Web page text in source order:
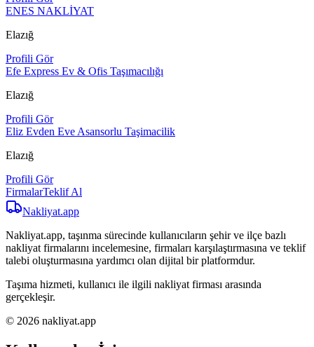
ENES NAKLİYAT
Elazığ
Profili Gör
Efe Express Ev & Ofis Taşımacılığı
Elazığ
Profili Gör
Eliz Evden Eve Asansorlu Taşimacilik
Elazığ
Profili Gör
FirmalarTeklif Al
Nakliyat.app
Nakliyat.app, taşınma sürecinde kullanıcıların şehir ve ilçe bazlı
nakliyat firmalarını incelemesine, firmaları karşılaştırmasına ve teklif
talebi oluşturmasına yardımcı olan dijital bir platformdur.
Taşıma hizmeti, kullanıcı ile ilgili nakliyat firması arasında
gerçekleşir.
© 2026 nakliyat.app